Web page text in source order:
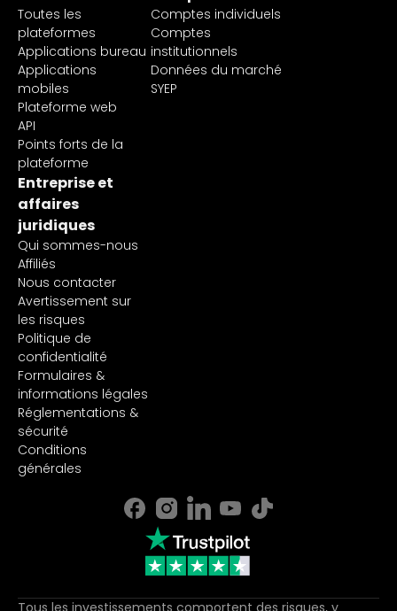
Toutes les
plateformes
Applications bureau
Applications
mobiles
Plateforme web
API
Points forts de la
plateforme
Comptes individuels
Comptes
institutionnels
Données du marché
SYEP
Entreprise et
affaires
juridiques
Qui sommes-nous
Affiliés
Nous contacter
Avertissement sur
les risques
Politique de
confidentialité
Formulaires &
informations légales
Réglementations &
sécurité
Conditions
générales
Tous les investissements comportent des risques, y